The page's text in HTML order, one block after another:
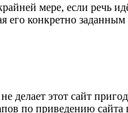
мере, если речь
его конкретно
делает этот сайт
по приведению